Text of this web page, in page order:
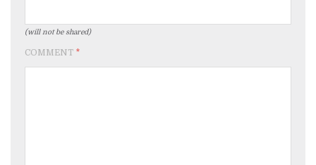
(will not be shared)
COMMENT *